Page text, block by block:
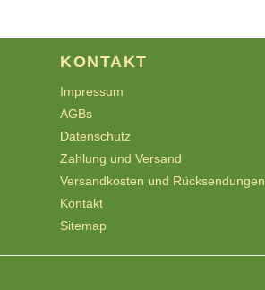
KONTAKT
Impressum
AGBs
Datenschutz
Zahlung und Versand
Versandkosten und Rücksendungen
Kontakt
Sitemap